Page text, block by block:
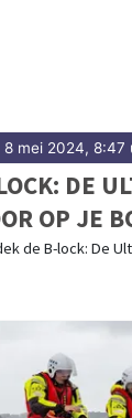
8 mei 2024, 8:47
DE
OP JE
de B-lock: De